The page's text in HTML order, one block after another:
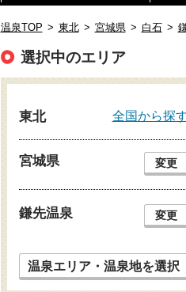
温泉TOP > 東北 > 宮城県 > 白石 >
選択中のエリア
東北 全国から探
宮城県 変更
鎌先温泉 変更
温泉エリア・温泉地を選択